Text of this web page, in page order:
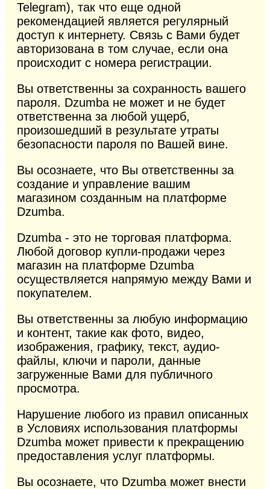
Telegram), так что еще одной
рекомендацией является регулярный
доступ к интернету. Связь с Вами будет
авторизована в том случае, если она
происходит с номера регистрации.
Вы ответственны за сохранность вашего
пароля. Dzumba не может и не будет
ответственна за любой ущерб,
произошедший в результате утраты
безопасности пароля по Вашей вине.
Вы осознаете, что Вы ответственны за
создание и управление вашим
магазином созданным на платформе
Dzumba.
Dzumba - это не торговая платформа.
Любой договор купли-продажи через
магазин на платформе Dzumba
осуществляется напрямую между Вами и
покупателем.
Вы ответственны за любую информацию
и контент, такие как фото, видео,
изображения, графику, текст, аудио-
файлы, ключи и пароли, данные
загруженные Вами для публичного
просмотра.
Нарушение любого из правил описанных
в Условиях использования платформы
Dzumba может привести к прекращению
предоставления услуг платформы.
Вы осознаете, что Dzumba может внести